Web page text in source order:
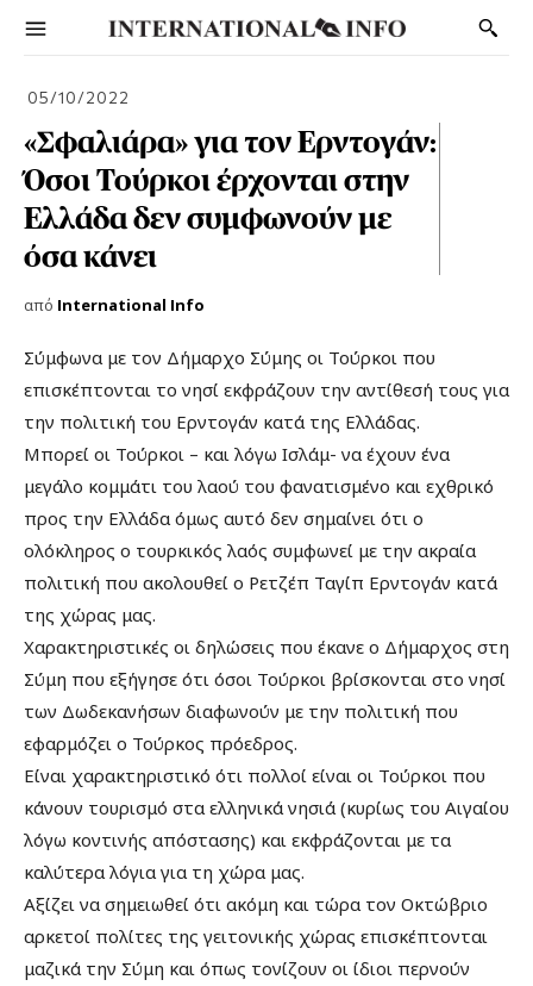
05/10/2022
«Σφαλιάρα» για τον Ερντογάν:
Όσοι Τούρκοι έρχονται στην
Ελλάδα δεν συμφωνούν με
όσα κάνει
από International Info
Σύμφωνα με τον Δήμαρχο Σύμης οι Τούρκοι που
επισκέπτονται το νησί εκφράζουν την αντίθεσή τους για
την πολιτική του Ερντογάν κατά της Ελλάδας.
Μπορεί οι Τούρκοι – και λόγω Ισλάμ- να έχουν ένα
μεγάλο κομμάτι του λαού του φανατισμένο και εχθρικό
προς την Ελλάδα όμως αυτό δεν σημαίνει ότι ο
ολόκληρος ο τουρκικός λαός συμφωνεί με την ακραία
πολιτική που ακολουθεί ο Ρετζέπ Ταγίπ Ερντογάν κατά
της χώρας μας.
Χαρακτηριστικές οι δηλώσεις που έκανε o Δήμαρχος στη
Σύμη που εξήγησε ότι όσοι Τούρκοι βρίσκονται στο νησί
των Δωδεκανήσων διαφωνούν με την πολιτική που
εφαρμόζει ο Τούρκος πρόεδρος.
Είναι χαρακτηριστικό ότι πολλοί είναι οι Τούρκοι που
κάνουν τουρισμό στα ελληνικά νησιά (κυρίως του Αιγαίου
λόγω κοντινής απόστασης) και εκφράζονται με τα
καλύτερα λόγια για τη χώρα μας.
Αξίζει να σημειωθεί ότι ακόμη και τώρα τον Οκτώβριο
αρκετοί πολίτες της γειτονικής χώρας επισκέπτονται
μαζικά την Σύμη και όπως τονίζουν οι ίδιοι περνούν